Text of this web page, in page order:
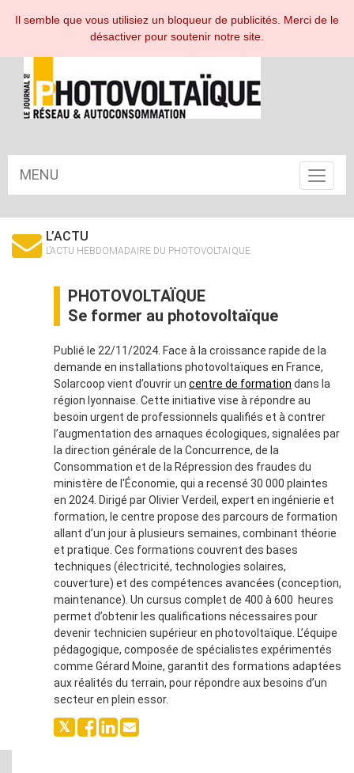
ESPACE ABONNÉ
MENU
Toggle
L’ACTU
L’ACTU HEBDOMADAIRE DU PHOTOVOLTAÏQUE
PHOTOVOLTAÏQUE
Se former au photovoltaïque
Publié le 22/11/2024. Face à la croissance rapide de la
demande en installations photovoltaïques en France,
Solarcoop vient d’ouvrir un centre de formation dans la
région lyonnaise. Cette initiative vise à répondre au
besoin urgent de professionnels qualifiés et à contrer
l’augmentation des arnaques écologiques, signalées par
la direction générale de la Concurrence, de la
Consommation et de la Répression des fraudes du
ministère de l'Économie, qui a recensé 30 000 plaintes
en 2024. Dirigé par Olivier Verdeil, expert en ingénierie et
formation, le centre propose des parcours de formation
allant d’un jour à plusieurs semaines, combinant théorie
et pratique. Ces formations couvrent des bases
techniques (électricité, technologies solaires,
couverture) et des compétences avancées (conception,
maintenance). Un cursus complet de 400 à 600 heures
permet d’obtenir les qualifications nécessaires pour
devenir technicien supérieur en photovoltaïque. L’équipe
pédagogique, composée de spécialistes expérimentés
comme Gérard Moine, garantit des formations adaptées
aux réalités du terrain, pour répondre aux besoins d’un
secteur en plein essor.
Il semble que vous utilisiez un bloqueur de publicités. Merci de le
désactiver pour soutenir notre site.